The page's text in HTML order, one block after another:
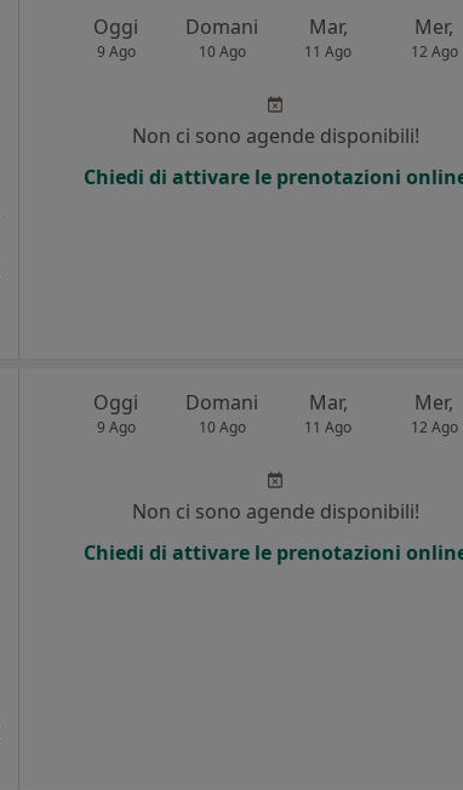
Oggi
9 Ago
Domani
10 Ago
Mar,
11 Ago
Mer,
12 Ago
Non ci sono agende disponibili!
Chiedi di attivare le prenotazioni
Oggi
9 Ago
Domani
10 Ago
Mar,
11 Ago
Mer,
12 Ago
Non ci sono agende disponibili!
Chiedi di attivare le prenotazioni